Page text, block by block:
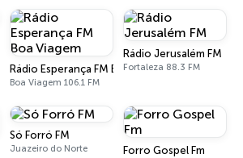
Rádio Esperança FM Boa Viagem
Boa Viagem 106.1 FM
Rádio Jerusalém FM
Fortaleza 88.3 FM
Só Forró FM
Juazeiro do Norte Forro Gospel Fm